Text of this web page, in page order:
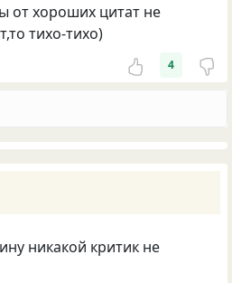
от хороших цитат не
тихо-тихо)
4
никакой критик не